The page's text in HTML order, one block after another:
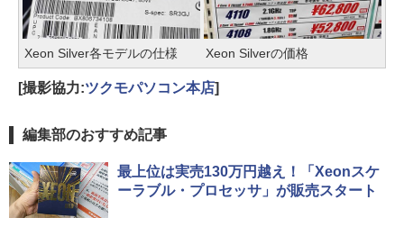
Xeon Silver各モデルの仕様 Xeon Silverの価格
[撮影協力:ツクモパソコン本店]
編集部のおすすめ記事
最上位は実売130万円越え！「Xeonスケ
ーラブル・プロセッサ」が販売スタート